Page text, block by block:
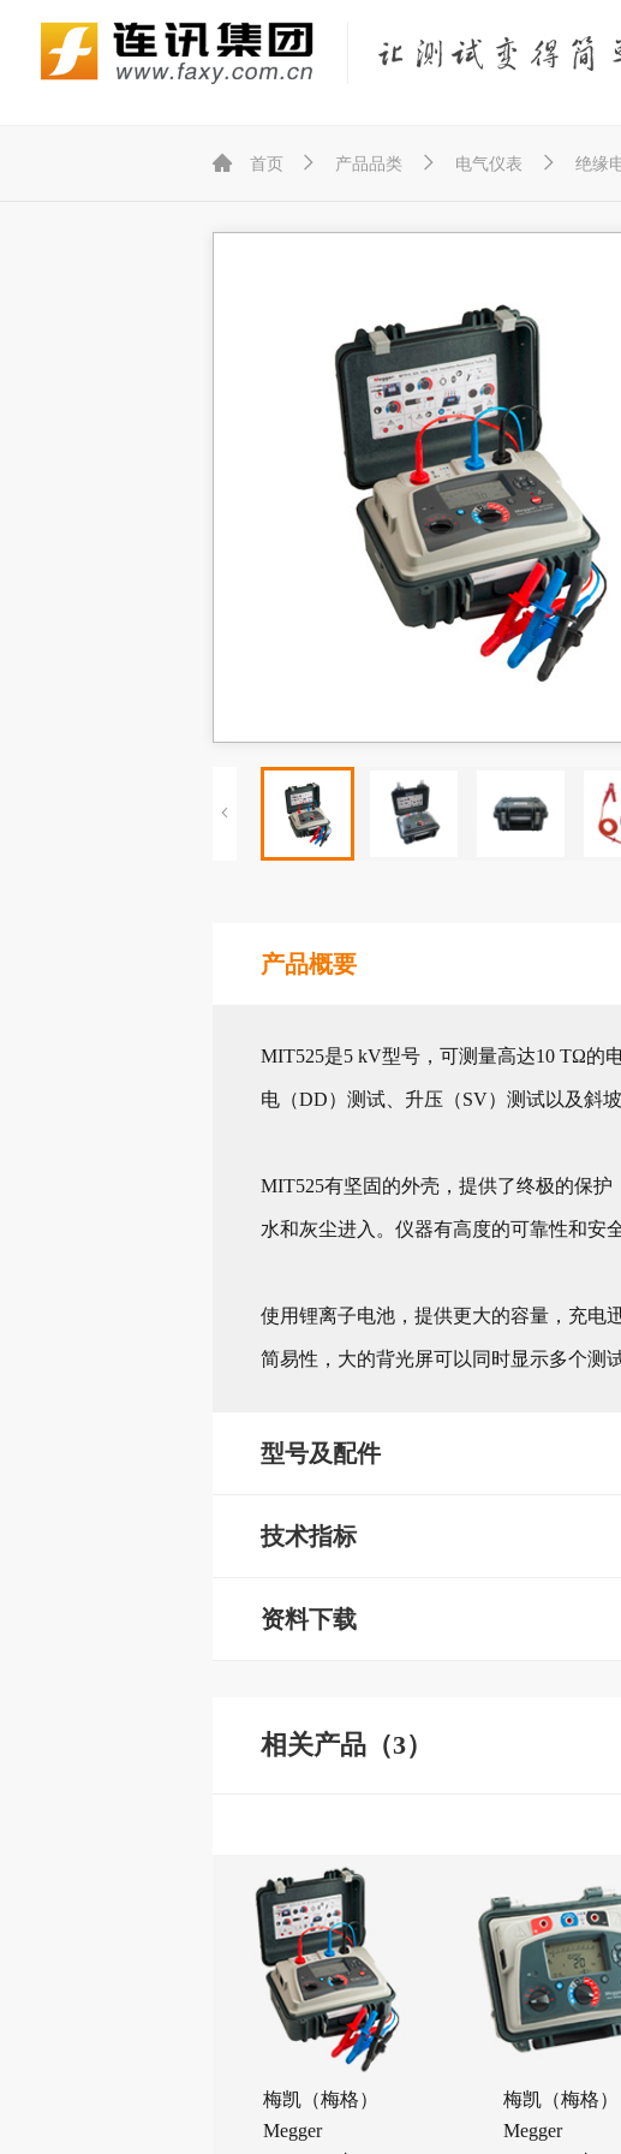
 首页  产品品类  电气仪表  绝缘
产品概要
MIT525是5 kV型号，可测量高达10 TΩ的
电（DD）测试、升压（SV）测试以及斜坡
MIT525有坚固的外壳，提供了终极的保
水和灰尘进入。仪器有高度的可靠性和安
使用锂离子电池，提供更大的容量，充电
简易性，大的背光屏可以同时显示多个测
型号及配件
技术指标
资料下载
相关产品（3）
梅凯（梅格）
Megger
梅凯（梅格）
Megger